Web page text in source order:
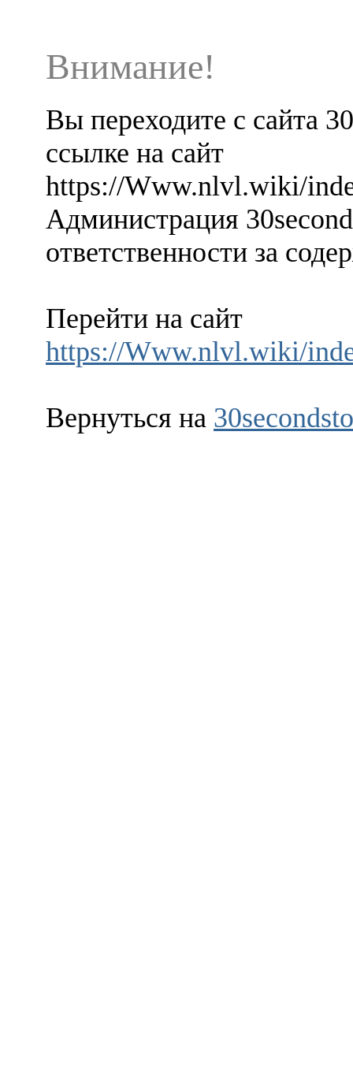
Внимание!
Вы переходите с сайта
ссылке на сайт
https://Www.nlvl.wiki/
Администрация
ответственности за
Перейти на сайт
https://Www.nlvl.wiki/
Вернуться на